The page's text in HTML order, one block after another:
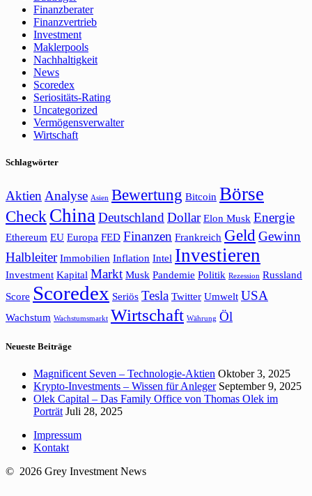
Finanzberater
Finanzvertrieb
Investment
Maklerpools
Nachhaltigkeit
News
Scoredex
Seriositäts-Rating
Uncategorized
Vermögensverwalter
Wirtschaft
Schlagwörter
AktienAnalyse Asien Bewertung Bitcoin Börse
Check ChinaDeutschlandDollar Elon Musk Energie
Ethereum EU Europa FED Finanzen Frankreich GeldGewinn
Halbleiter Immobilien Inflation Intel Investieren
Investment Kapital Markt Musk Pandemie Politik Rezession Russland
Score Scoredex Seriös Tesla Twitter Umwelt USA
Wachstum Wachstumsmarkt Wirtschaft Währung Öl
Neueste Beiträge
Magnificent Seven – Technologie-Aktien Oktober 3, 2025
Krypto-Investments – Wissen für Anleger September 9, 2025
Olek Capital – Das Family Office von Thomas Olek im
Porträt Juli 28, 2025
Impressum
Kontakt
© 2026 Grey Investment News